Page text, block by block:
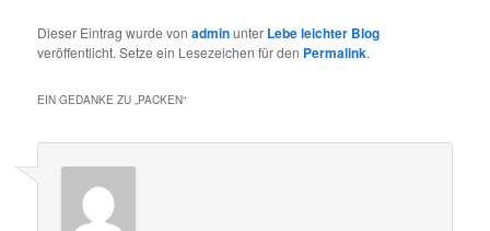
Dieser Eintrag wurde vonadminunter Lebe leichter Blog
veröffentlicht. Setze ein Lesezeichen für den Permalink.
EIN GEDANKE ZU „PACKEN“